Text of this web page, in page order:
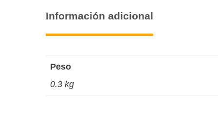
Información adicional
Peso
0.3 kg